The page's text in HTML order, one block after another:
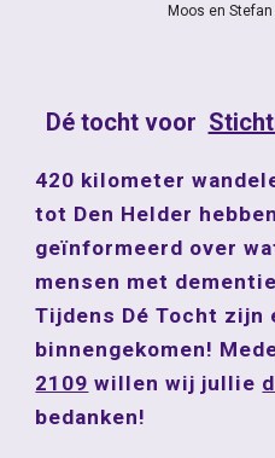
Moos en
Dé tocht voor
420 kilometer
tot Den Helder
geïnformeerd over
mensen met
Tijdens Dé Tocht
binnengekomen!
2109 willen wij jullie
bedanken!